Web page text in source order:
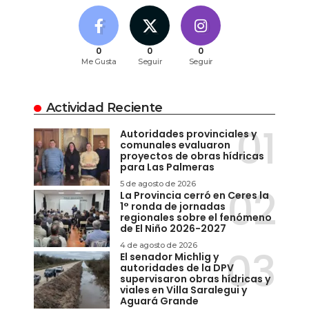
0
Me Gusta
0
Seguir
0
Seguir
Actividad Reciente
Autoridades provinciales y
comunales evaluaron
proyectos de obras hídricas
para Las Palmeras
5 de agosto de 2026
La Provincia cerró en Ceres la
1° ronda de jornadas
regionales sobre el fenómeno
de El Niño 2026-2027
4 de agosto de 2026
El senador Michlig y
autoridades de la DPV
supervisaron obras hídricas y
viales en Villa Saralegui y
Aguará Grande